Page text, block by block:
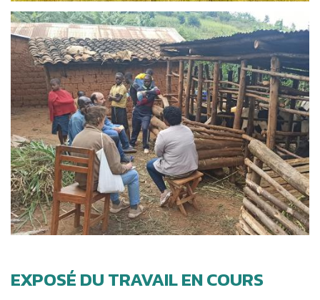
EXPOSÉ DU TRAVAIL EN COURS